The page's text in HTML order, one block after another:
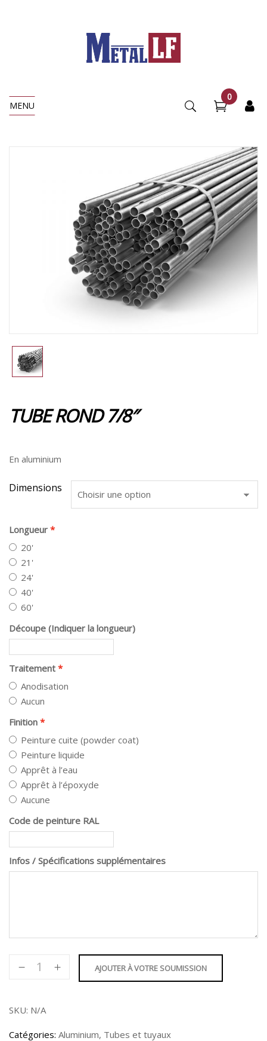
MENU
0
TUBE ROND 7/8″
En aluminium
Dimensions
Longueur
20'
21'
24'
40'
60'
Découpe (Indiquer la longueur)
Traitement
Anodisation
Aucun
Finition
Peinture cuite (powder coat)
Peinture liquide
Apprêt à l’eau
Apprêt à l’époxyde
Aucune
Code de peinture RAL
Infos / Spécifications supplémentaires
quantité
Rond
AJOUTER À VOTRE SOUMISSION
SKU: N/A
Catégories: Aluminium, Tubes et tuyaux